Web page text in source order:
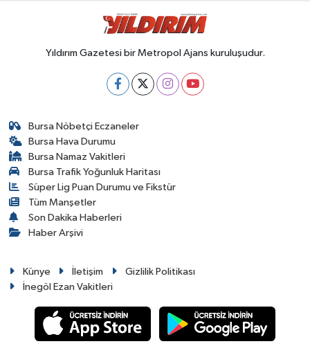
Yıldırım Gazetesi bir Metropol Ajans kuruluşudur.
Bursa Nöbetçi Eczaneler
Bursa Hava Durumu
Bursa Namaz Vakitleri
Bursa Trafik Yoğunluk Haritası
Süper Lig Puan Durumu ve Fikstür
Tüm Manşetler
Son Dakika Haberleri
Haber Arşivi
Künye İletişim
Gizlilik Politikası
İnegöl Ezan Vakitleri